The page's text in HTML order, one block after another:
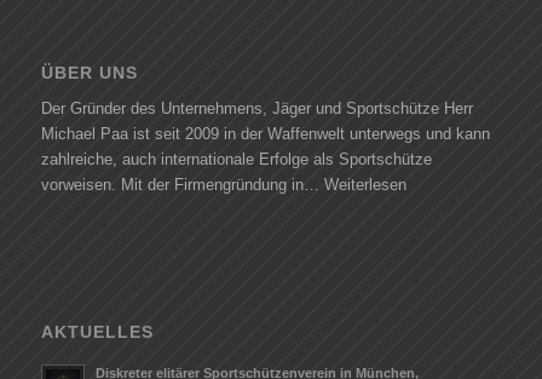
ÜBER UNS
Der Gründer des Unternehmens, Jäger und Sportschütze Herr
Michael Paa ist seit 2009 in der Waffenwelt unterwegs und kann
zahlreiche, auch internationale Erfolge als Sportschütze
vorweisen. Mit der Firmengründung in… Weiterlesen
AKTUELLES
Diskreter elitärer Sportschützenverein in München,